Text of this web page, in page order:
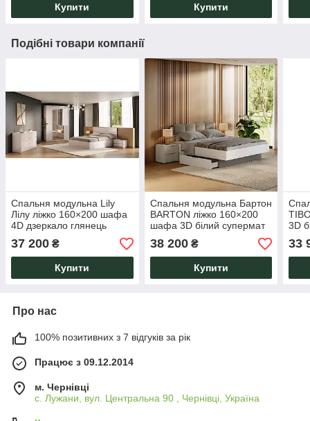
Купити Купити
Подібні товари компанії
Спальня модульна Lily
Лілу ліжко 160×200 шафа
4D дзеркало глянець
кашемір
37 200 ₴
Купити
Спальня модульна Бартон
BARTON ліжко 160×200
шафа 3D білий супермат
38 200₴
Купити
3D
33
Про нас
100% позитивних з 7 відгуків за рік
Працює з 09.12.2014
м. Чернівці
с. Лужани, вул. Центральна 90 , Чернівці, Україна